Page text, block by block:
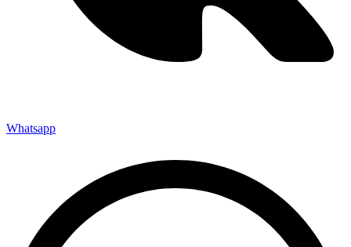
Whatsapp